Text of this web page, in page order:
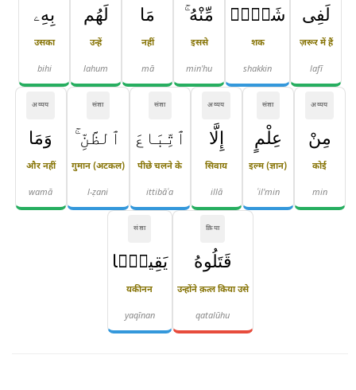
لَفِى
ज़रूर में हैं
lafī
شَكٍّۢ
शक
shakkin
مِّنْهُ ۚ
इससे
min'hu
مَا
नहीं
mā
لَهُم
उन्हें
lahum
بِهِۦ
उसका
bihi
अव्यय
مِنْ
कोई
min
संज्ञा
عِلْمٍ
इल्म (ज्ञान)
ʿil'min
अव्यय
إِلَّا
सिवाय
illā
संज्ञा
ٱتِّبَاعَ
पीछे चलने के
ittibāʿa
संज्ञा
ٱلظَّنِّ ۚ
गुमान (अटकल)
l-ẓani
अव्यय
وَمَا
और नहीं
wamā
क्रिया
قَتَلُوهُ
उन्होंने क़त्ल किया उसे
qatalūhu
संज्ञा
يَقِينًۢا
यकीनन
yaqīnan